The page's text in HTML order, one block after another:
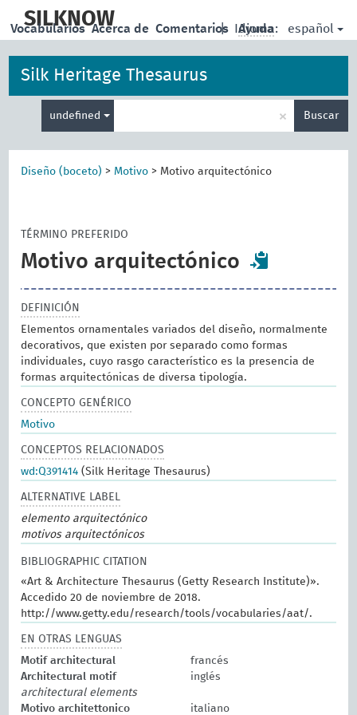
main
SILKNOW | Idioma: español
Vocabularios Acerca de Comentarios Ayuda
Silk Heritage Thesaurus
undefined × Buscar
Diseño (boceto) > Motivo > Motivo arquitectónico
TÉRMINO PREFERIDO
Motivo arquitectónico
DEFINICIÓN
Elementos ornamentales variados del diseño, normalmente
decorativos, que existen por separado como formas
individuales, cuyo rasgo característico es la presencia de
formas arquitectónicas de diversa tipología.
CONCEPTO GENÉRICO
Motivo
CONCEPTOS RELACIONADOS
wd:Q391414 (Silk Heritage Thesaurus)
ALTERNATIVE LABEL
elemento arquitectónico
motivos arquitectónicos
BIBLIOGRAPHIC CITATION
«Art & Architecture Thesaurus (Getty Research Institute)».
Accedido 20 de noviembre de 2018.
http://www.getty.edu/research/tools/vocabularies/aat/.
EN OTRAS LENGUAS
Motif architectural
francés
Architectural motif
inglés
architectural elements
Motivo architettonico
italiano